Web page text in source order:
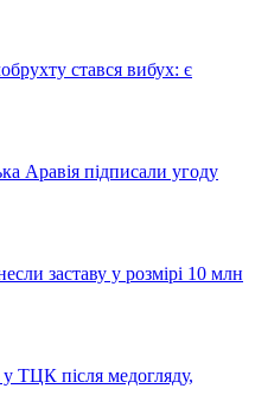
стався вибух: є
Аравія підписали угоду
заставу у розмірі 10 млн
ТЦК після медогляду,